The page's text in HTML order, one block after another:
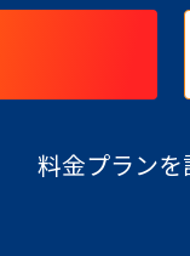
料金プランを